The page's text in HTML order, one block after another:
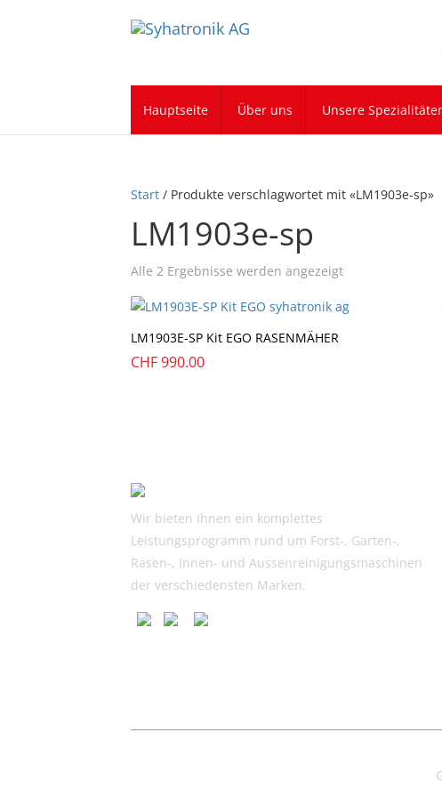
Hauptseite Über uns Unsere
Start / Produkte verschlagwortet mit «LM1903e-sp»
LM1903e-sp
Alle 2 Ergebnisse werden angezeigt
LM1903E-SP Kit EGO RASENMÄHER
CHF990.00
Wir bieten Ihnen ein komplettes
Leistungsprogramm rund um Forst-, Garten-,
Rasen-, Innen- und Aussenreinigungsmaschinen
der verschiedensten Marken.